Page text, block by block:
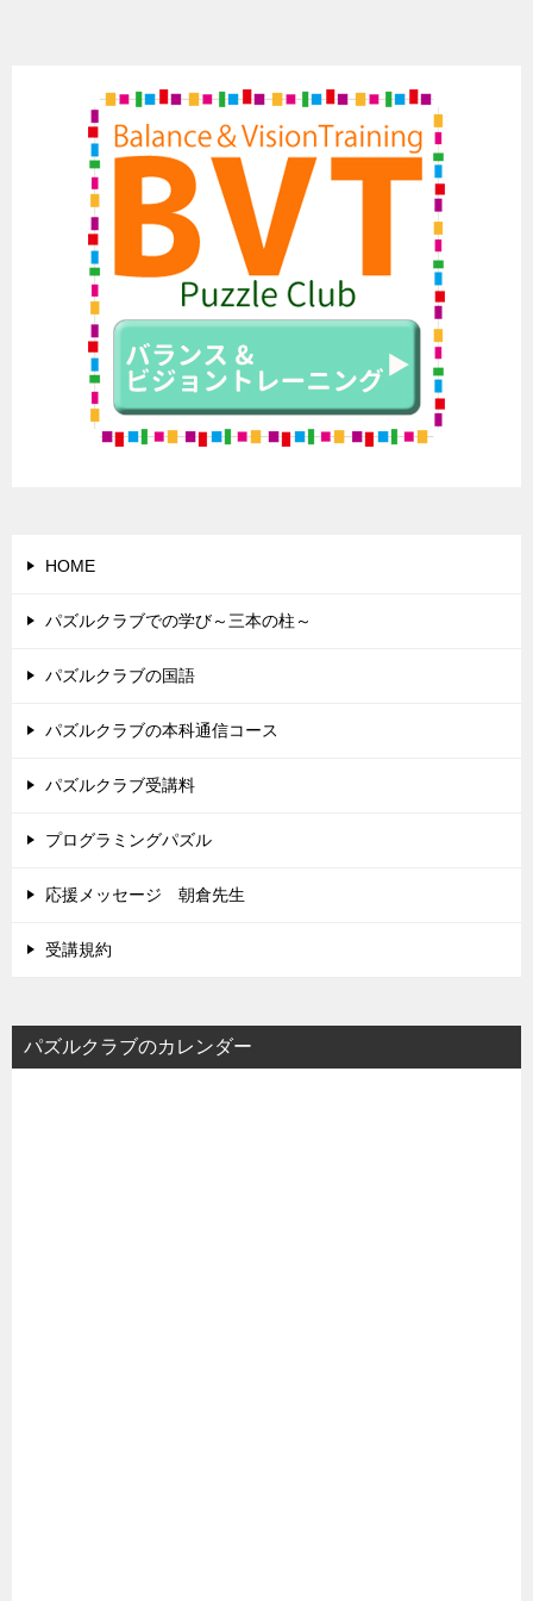
HOME
パズルクラブでの学び～三本の柱～
パズルクラブの国語
パズルクラブの本科通信コース
パズルクラブ受講料
プログラミングパズル
応援メッセージ 朝倉先生
受講規約
パズルクラブのカレンダー